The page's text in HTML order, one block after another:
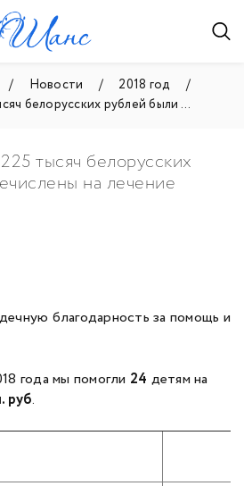
Новости
2018 год
белорусских рублей были ...
тысяч белорусских
на лечение
благодарность за помощь и
года мы помогли 24 детям на
руб.